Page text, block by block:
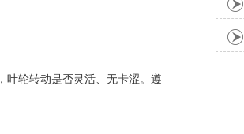
叶轮转动是否灵活、无卡涩。遵
与方法